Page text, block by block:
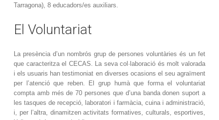
Tarragona), 8 educadors/es auxiliars.
El Voluntariat
La presència d’un nombrós grup de persones voluntàries és un fet
que caracteritza el CECAS. La seva col·laboració és molt valorada
i els usuaris han testimoniat en diverses ocasions el seu agraïment
per l’atenció que reben. El grup humà que forma el voluntariat
compta amb més de 70 persones que d’una banda donen suport a
les tasques de recepció, laboratori i farmàcia, cuina i administració,
i, per l’altra, dinamitzen activitats formatives, culturals, esportives,